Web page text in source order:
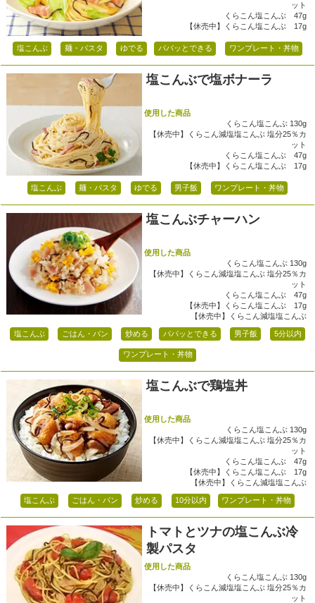
ット
くらこん塩こんぶ 47g
【休売中】くらこん塩こんぶ 17g
塩こんぶ 麺・パスタ ゆでる パパッとできる ワンプレート・丼物
塩こんぶで塩ボナーラ
使用した商品
くらこん塩こんぶ 130g
【休売中】くらこん減塩塩こんぶ 塩分25％カ
ット
くらこん塩こんぶ 47g
【休売中】くらこん塩こんぶ 17g
塩こんぶ 麺・パスタ ゆでる 男子飯 ワンプレート・丼物
塩こんぶチャーハン
使用した商品
くらこん塩こんぶ 130g
【休売中】くらこん減塩塩こんぶ 塩分25％カ
ット
くらこん塩こんぶ 47g
【休売中】くらこん塩こんぶ 17g
【休売中】くらこん減塩塩こんぶ
塩こんぶ ごはん・パン 炒める パパッとできる 男子飯 5分以内
ワンプレート・丼物
塩こんぶで鶏塩丼
使用した商品
くらこん塩こんぶ 130g
【休売中】くらこん減塩塩こんぶ 塩分25％カ
ット
くらこん塩こんぶ 47g
【休売中】くらこん塩こんぶ 17g
【休売中】くらこん減塩塩こんぶ
塩こんぶ ごはん・パン 炒める 10分以内 ワンプレート・丼物
トマトとツナの塩こんぶ冷
製パスタ
使用した商品
くらこん塩こんぶ 130g
【休売中】くらこん減塩塩こんぶ 塩分25％カ
ット